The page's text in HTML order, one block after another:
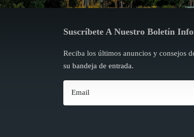
Suscríbete A Nuestro Boletín
Reciba los últimos anuncios y consejos
su bandeja de entrada.